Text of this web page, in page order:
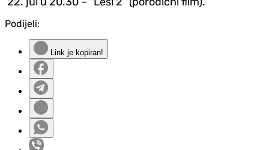
Podijeli:
Link je kopiran!